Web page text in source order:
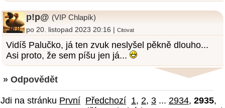
p!p@ (VIP Chlapík)
po 20. listopad 2023 20:16 |Citovat
Vidíš Palučko, já ten zvuk neslyšel pěkně dlouho...
Asi proto, že sem píšu jen já...
» Odpovědět
Jdi na stránku První Předchozí 1, 2, 3 ... 2934, 2935,